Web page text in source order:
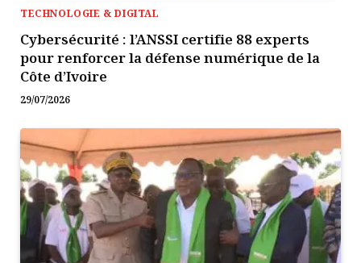
TECHNOLOGIE & DIGITAL
Cybersécurité : l’ANSSI certifie 88 experts
pour renforcer la défense numérique de la
Côte d’Ivoire
29/07/2026